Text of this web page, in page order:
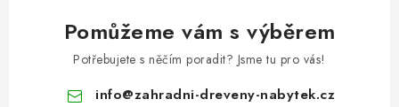
Pomůžeme vám s výběrem
Potřebujete s něčím poradit? Jsme tu pro vás!
info@zahradni-dreveny-nabytek.cz